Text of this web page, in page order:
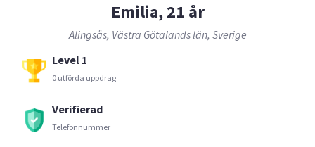
Emilia, 21 år
Alingsås, Västra Götalands län, Sverige
Level 1
0 utförda uppdrag
Verifierad
Telefonnummer